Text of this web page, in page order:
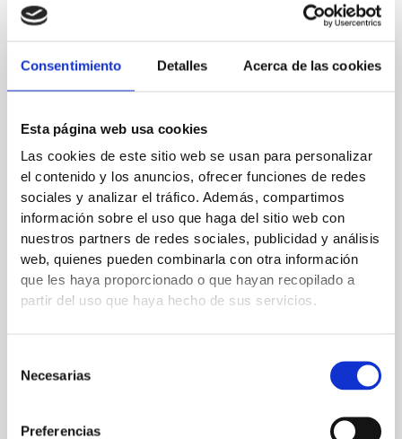
Consentimiento Detalles Acerca de las cookies
Esta página web usa cookies
Las cookies de este sitio web se usan para personalizar
el contenido y los anuncios, ofrecer funciones de redes
sociales y analizar el tráfico. Además, compartimos
información sobre el uso que haga del sitio web con
nuestros partners de redes sociales, publicidad y análisis
web, quienes pueden combinarla con otra información
que les haya proporcionado o que hayan recopilado a
partir del uso que haya hecho de sus servicios.
Necesarias
Preferencias
junio en la nueva edición de la retirada de residuos.
Entrada anterior Entrada siguiente→
Deja un comentario
Tu dirección de correo electrónico no será publicada. Los
campos obligatorios están marcados con*
Escribe
aquí...